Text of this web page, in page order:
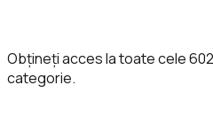
Obțineți acces la toate cele
categorie.